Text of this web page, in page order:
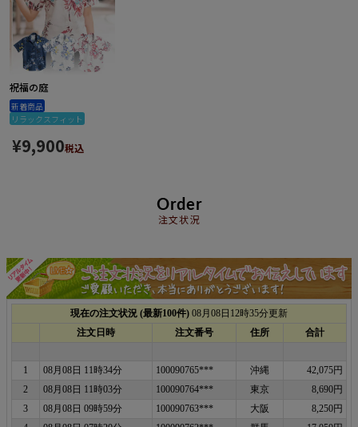
祝福の庭
新着商品
リラックスフィット
¥9,900税込
Order
注文状況